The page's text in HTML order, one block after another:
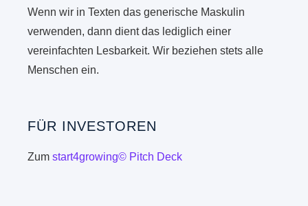
Wenn wir in Texten das generische Maskulin
verwenden, dann dient das lediglich einer
vereinfachten Lesbarkeit. Wir beziehen stets alle
Menschen ein.
FÜR INVESTOREN
Zumstart4growing© Pitch Deck